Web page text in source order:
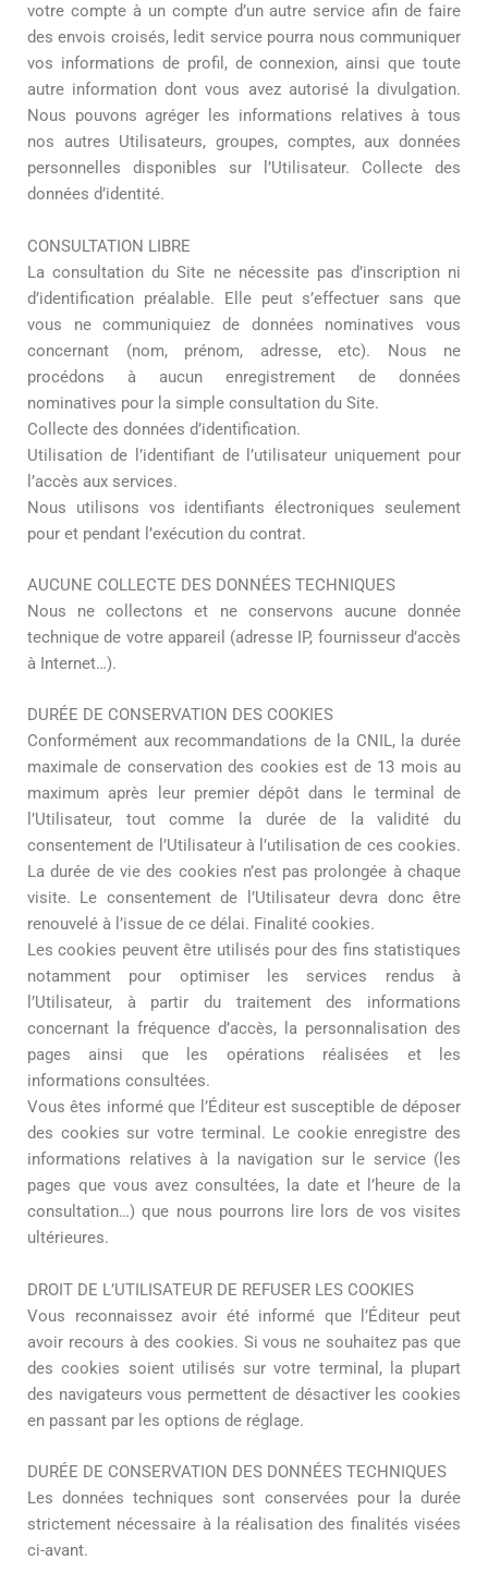
votre compte à un compte d’un autre service afin de faire
des envois croisés, ledit service pourra nous communiquer
vos informations de profil, de connexion, ainsi que toute
autre information dont vous avez autorisé la divulgation.
Nous pouvons agréger les informations relatives à tous
nos autres Utilisateurs, groupes, comptes, aux données
personnelles disponibles sur l’Utilisateur. Collecte des
données d’identité.
CONSULTATION LIBRE
La consultation du Site ne nécessite pas d’inscription ni
d’identification préalable. Elle peut s’effectuer sans que
vous ne communiquiez de données nominatives vous
concernant (nom, prénom, adresse, etc). Nous ne
procédons à aucun enregistrement de données
nominatives pour la simple consultation du Site.
Collecte des données d’identification.
Utilisation de l’identifiant de l’utilisateur uniquement pour
l’accès aux services.
Nous utilisons vos identifiants électroniques seulement
pour et pendant l’exécution du contrat.
AUCUNE COLLECTE DES DONNÉES TECHNIQUES
Nous ne collectons et ne conservons aucune donnée
technique de votre appareil (adresse IP, fournisseur d’accès
à Internet…).
DURÉE DE CONSERVATION DES COOKIES
Conformément aux recommandations de la CNIL, la durée
maximale de conservation des cookies est de 13 mois au
maximum après leur premier dépôt dans le terminal de
l’Utilisateur, tout comme la durée de la validité du
consentement de l’Utilisateur à l’utilisation de ces cookies.
La durée de vie des cookies n’est pas prolongée à chaque
visite. Le consentement de l’Utilisateur devra donc être
renouvelé à l’issue de ce délai. Finalité cookies.
Les cookies peuvent être utilisés pour des fins statistiques
notamment pour optimiser les services rendus à
l’Utilisateur, à partir du traitement des informations
concernant la fréquence d’accès, la personnalisation des
pages ainsi que les opérations réalisées et les
informations consultées.
Vous êtes informé que l’Éditeur est susceptible de déposer
des cookies sur votre terminal. Le cookie enregistre des
informations relatives à la navigation sur le service (les
pages que vous avez consultées, la date et l’heure de la
consultation…) que nous pourrons lire lors de vos visites
ultérieures.
DROIT DE L’UTILISATEUR DE REFUSER LES COOKIES
Vous reconnaissez avoir été informé que l’Éditeur peut
avoir recours à des cookies. Si vous ne souhaitez pas que
des cookies soient utilisés sur votre terminal, la plupart
des navigateurs vous permettent de désactiver les cookies
en passant par les options de réglage.
DURÉE DE CONSERVATION DES DONNÉES TECHNIQUES
Les données techniques sont conservées pour la durée
strictement nécessaire à la réalisation des finalités visées
ci-avant.